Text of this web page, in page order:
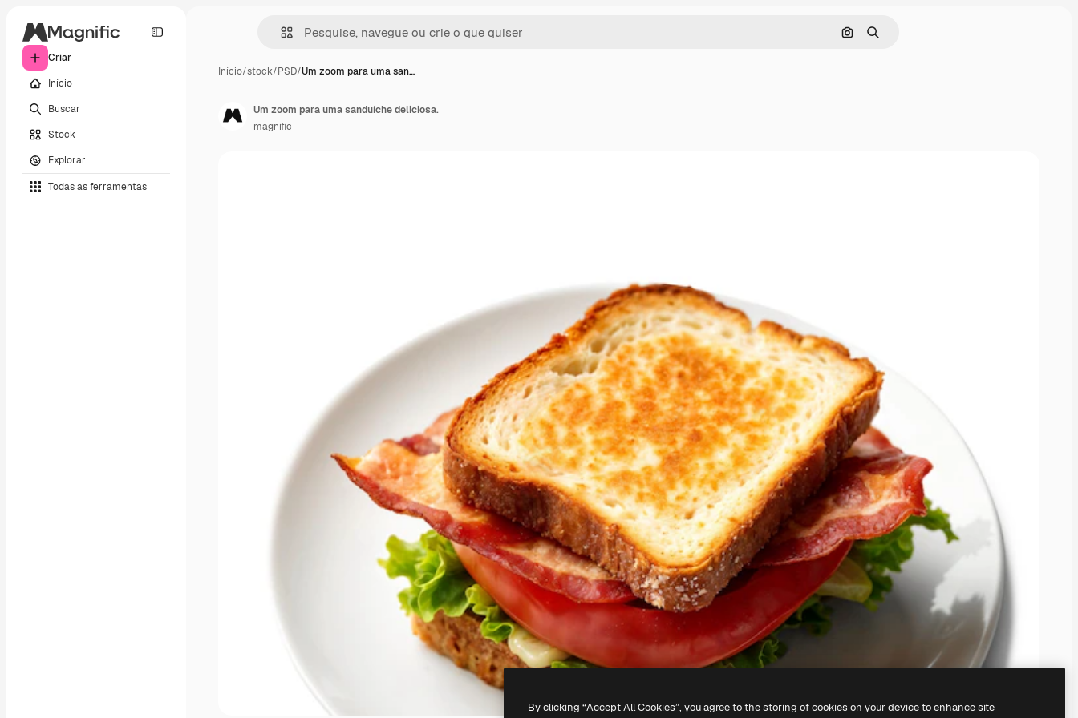
Criar
Início
Buscar
Stock
Explorar
Todas as ferramentas
Pesquisar por imagem
Buscar
Início/stock/PSD/Um zoom para uma san…
Um zoom para uma sanduíche deliciosa.
magnific
By clicking “Accept All Cookies”, you agree to the storing of cookies on your device to enhance site